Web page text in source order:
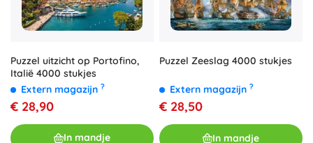
Puzzel uitzicht op Portofino,
Italië 4000 stukjes
Extern magazijn ?
€ 28,90
In mandje
Puzzel Zeeslag 4000 stukjes
Extern magazijn ?
€ 28,50
In mandje